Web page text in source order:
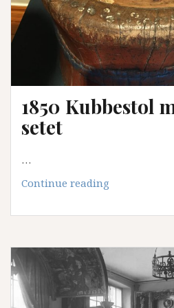
1850 Kubbestol
setet
…
Continue reading
med
i
setet